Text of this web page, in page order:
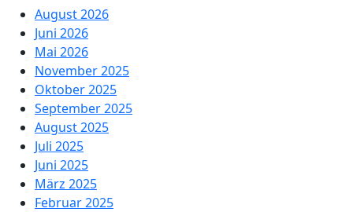
August 2026
Juni 2026
Mai 2026
November 2025
Oktober 2025
September 2025
August 2025
Juli 2025
Juni 2025
März 2025
Februar 2025